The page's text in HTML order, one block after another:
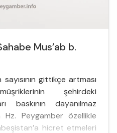
Mus’ab b.
gittikçe artması
şehirdeki
baskının dayanılmaz
Peygamber özellikle
hicret etmeleri